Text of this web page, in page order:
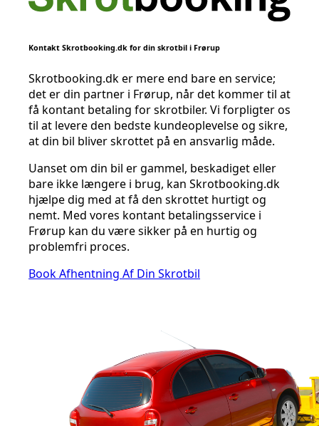
Kontakt Skrotbooking.dk for din skrotbil i Frørup
Skrotbooking.dk er mere end bare en service;
det er din partner i Frørup, når det kommer til at
få kontant betaling for skrotbiler. Vi forpligter os
til at levere den bedste kundeoplevelse og sikre,
at din bil bliver skrottet på en ansvarlig måde.
Uanset om din bil er gammel, beskadiget eller
bare ikke længere i brug, kan Skrotbooking.dk
hjælpe dig med at få den skrottet hurtigt og
nemt. Med vores kontant betalingsservice i
Frørup kan du være sikker på en hurtig og
problemfri proces.
Book Afhentning Af Din Skrotbil